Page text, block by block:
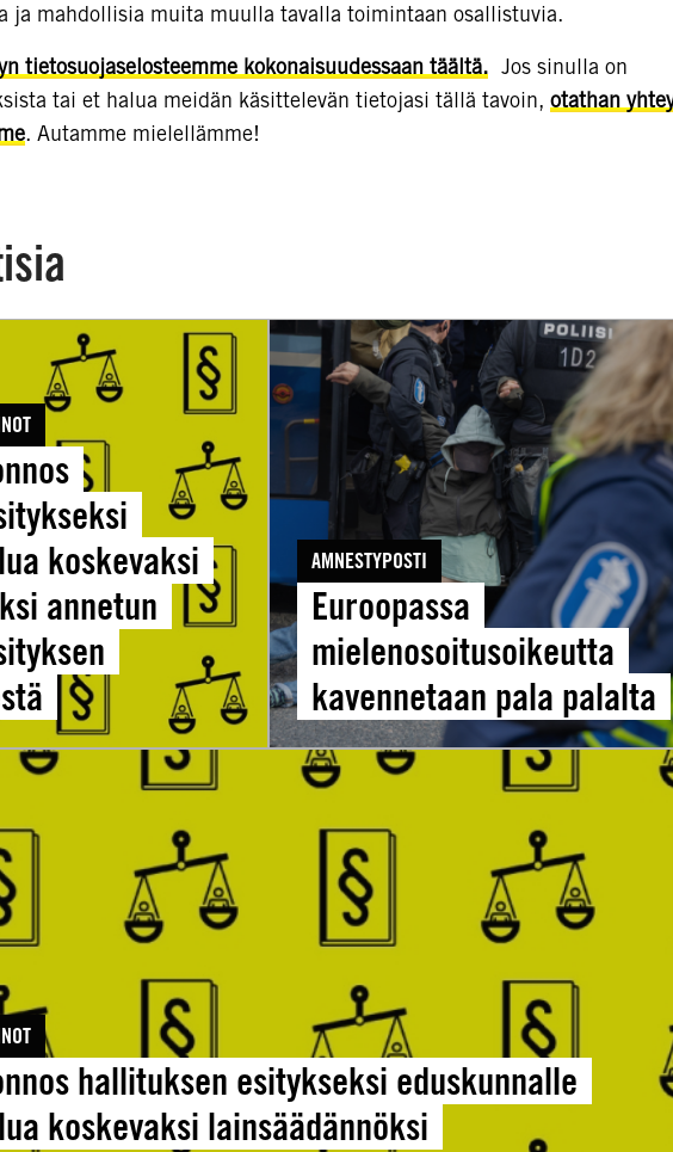
ja mahdollisia muita muulla tavalla toimintaan osallistuvia.
tietosuojaselosteemme kokonaisuudessaan täältä. Jos sinulla on
tai et halua meidän käsittelevän tietojasi tällä tavoin, otathan
. Autamme mielellämme!
koskevaksi
annetun
Euroopassa
mielenosoitusoikeutta
kavennetaan
palalta
AMNESTYPOSTI
Euroopassa
mielenosoitusoikeutta
kavennetaan pala palalta
hallituksen esitykseksi eduskunnalle
koskevaksi lainsäädännöksi